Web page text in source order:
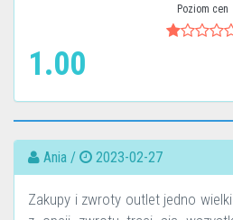
Poziom cen
1.00
Ania / 2023-02-27
Zakupy i zwroty outlet jedno